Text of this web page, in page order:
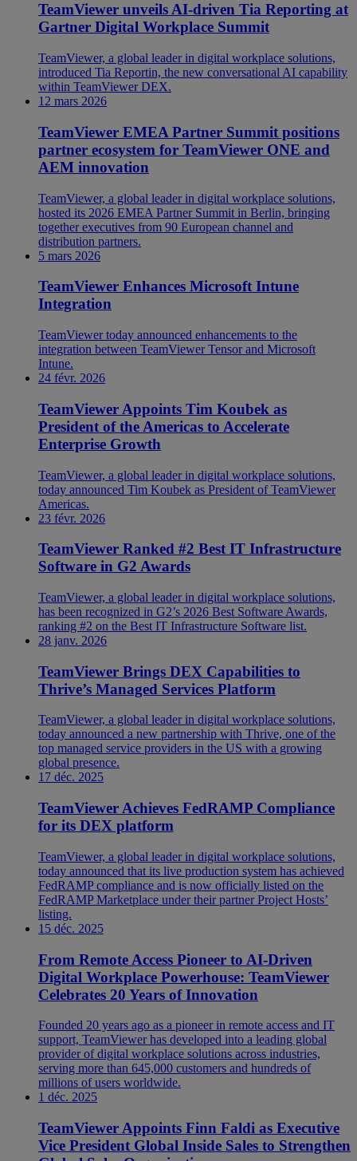
TeamViewer unveils AI-driven Tia Reporting at
Gartner Digital Workplace Summit
TeamViewer, a global leader in digital workplace solutions,
introduced Tia Reportin, the new conversational AI capability
within TeamViewer DEX.
12 mars 2026
TeamViewer EMEA Partner Summit positions
partner ecosystem for TeamViewer ONE and
AEM innovation
TeamViewer, a global leader in digital workplace solutions,
hosted its 2026 EMEA Partner Summit in Berlin, bringing
together executives from 90 European channel and
distribution partners.
5 mars 2026
TeamViewer Enhances Microsoft Intune
Integration
TeamViewer today announced enhancements to the
integration between TeamViewer Tensor and Microsoft
Intune.
24 févr. 2026
TeamViewer Appoints Tim Koubek as
President of the Americas to Accelerate
Enterprise Growth
TeamViewer, a global leader in digital workplace solutions,
today announced Tim Koubek as President of TeamViewer
Americas.
23 févr. 2026
TeamViewer Ranked #2 Best IT Infrastructure
Software in G2 Awards
TeamViewer, a global leader in digital workplace solutions,
has been recognized in G2’s 2026 Best Software Awards,
ranking #2 on the Best IT Infrastructure Software list.
28 janv. 2026
TeamViewer Brings DEX Capabilities to
Thrive’s Managed Services Platform
TeamViewer, a global leader in digital workplace solutions,
today announced a new partnership with Thrive, one of the
top managed service providers in the US with a growing
global presence.
17 déc. 2025
TeamViewer Achieves FedRAMP Compliance
for its DEX platform
TeamViewer, a global leader in digital workplace solutions,
today announced that its live production system has achieved
FedRAMP compliance and is now officially listed on the
FedRAMP Marketplace under their partner Project Hosts’
listing.
15 déc. 2025
From Remote Access Pioneer to AI-Driven
Digital Workplace Powerhouse: TeamViewer
Celebrates 20 Years of Innovation
Founded 20 years ago as a pioneer in remote access and IT
support, TeamViewer has developed into a leading global
provider of digital workplace solutions across industries,
serving more than 645,000 customers and hundreds of
millions of users worldwide.
1 déc. 2025
TeamViewer Appoints Finn Faldi as Executive
Vice President Global Inside Sales to Strengthen